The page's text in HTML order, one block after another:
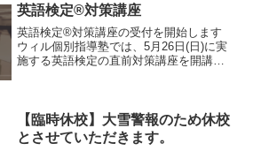
う」「えっ、そんなに上げないといけな
いですか」東大和市に...
英語検定®対策講座
英語検定®対策講座の受付を開始します
ウィル個別指導塾では、5月26日(日)に実
施する英語検定の直前対策講座を開講致
検定を受...
【臨時休校】大雪警報のため休校
とさせていただきます。